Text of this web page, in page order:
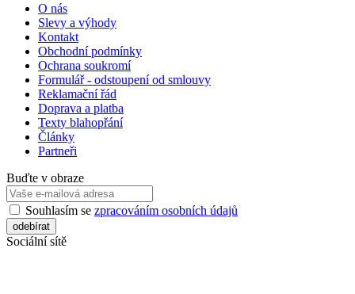
O nás
Slevy a výhody
Kontakt
Obchodní podmínky
Ochrana soukromí
Formulář - odstoupení od smlouvy
Reklamační řád
Doprava a platba
Texty blahopřání
Články
Partneři
Buďte v obraze
Souhlasím se zpracováním osobních údajů
Sociální sítě